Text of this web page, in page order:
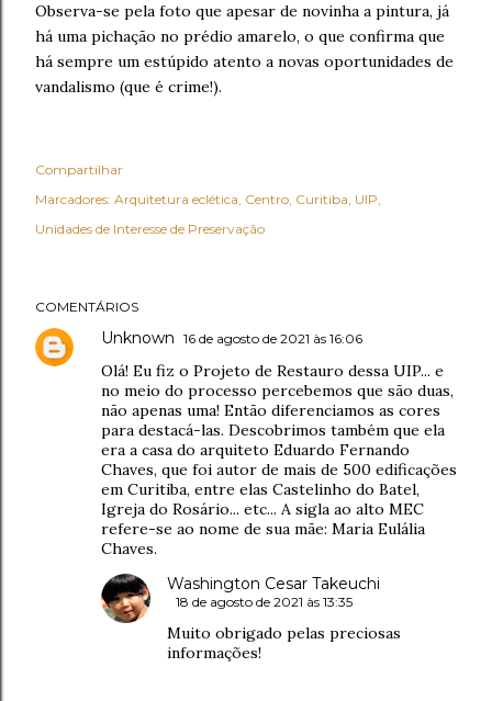
Observa-se pela foto que apesar de novinha a pintura, já
há uma pichação no prédio amarelo, o que confirma que
há sempre um estúpido atento a novas oportunidades de
vandalismo (que é crime!).
Compartilhar
Marcadores: Arquitetura eclética Centro Curitiba UIP
Unidades de Interesse de Preservação
COMENTÁRIOS
Unknown 16 de agosto de 2021 às 16:06
Olá! Eu fiz o Projeto de Restauro dessa UIP... e
no meio do processo percebemos que são duas,
não apenas uma! Então diferenciamos as cores
para destacá-las. Descobrimos também que ela
era a casa do arquiteto Eduardo Fernando
Chaves, que foi autor de mais de 500 edificações
em Curitiba, entre elas Castelinho do Batel,
Igreja do Rosário... etc... A sigla ao alto MEC
refere-se ao nome de sua mãe: Maria Eulália
Chaves.
Washington Cesar Takeuchi
18 de agosto de 2021 às 13:35
Muito obrigado pelas preciosas
informações!